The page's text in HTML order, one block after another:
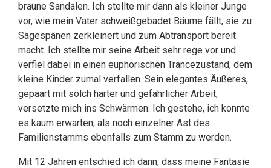
braune Sandalen. Ich stellte mir dann als kleiner Junge
vor, wie mein Vater schweißgebadet Bäume fällt, sie zu
Sägespänen zerkleinert und zum Abtransport bereit
macht. Ich stellte mir seine Arbeit sehr rege vor und
verfiel dabei in einen euphorischen Trancezustand, dem
kleine Kinder zumal verfallen. Sein elegantes Äußeres,
gepaart mit solch harter und gefährlicher Arbeit,
versetzte mich ins Schwärmen. Ich gestehe, ich konnte
es kaum erwarten, als noch einzelner Ast des
Familienstamms ebenfalls zum Stamm zu werden.
Mit 12 Jahren entschied ich dann, dass meine Fantasie